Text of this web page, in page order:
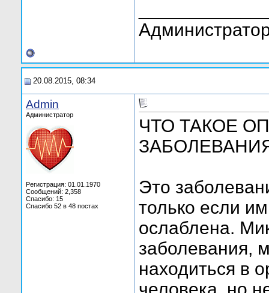
20.08.2015, 08:34
Admin
Администратор
Регистрация: 01.01.1970
Сообщений: 2,358
Спасибо: 15
Спасибо 52 в 48 постах
ЧТО ТАКОЕ
Это
только если
ослаблена.
заболевания,
находиться в